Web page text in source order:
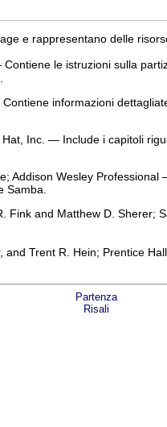
e rappresentano delle
le istruzioni sulla
informazioni
Hat, Inc. — Include i capitoli
Addison Wesley
Samba.
Fink and Matthew D. Sherer;
and Trent R. Hein; Prentice
Partenza
Risali